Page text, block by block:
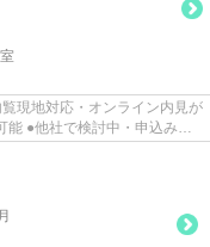
現地対応・オンライン内見が
能 ●他社で検討中・申込み済